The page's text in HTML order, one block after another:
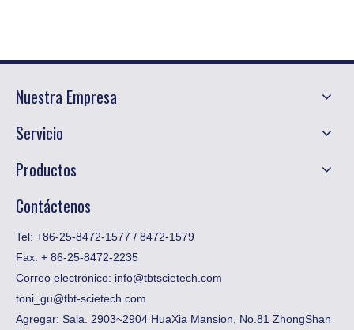
Nuestra Empresa
Servicio
Productos
Contáctenos
Tel: +86-25-8472-1577 / 8472-1579
Fax: ​+ 86-25-8472-2235
Correo electrónico: info@tbtscietech.com
toni_gu@tbt-scietech.com
Agregar: Sala. 2903~2904 HuaXia Mansion, No.81 ZhongShan